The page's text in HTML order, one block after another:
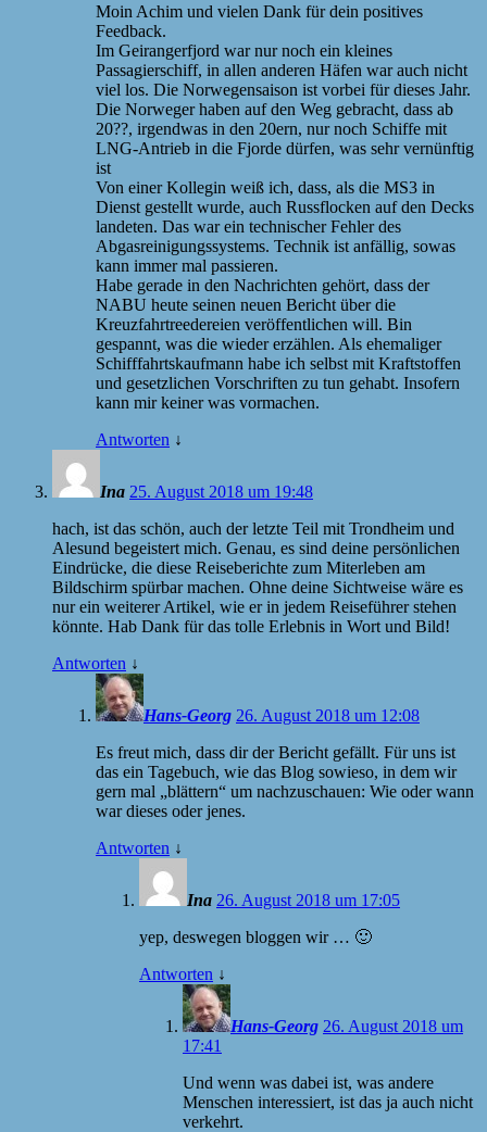
Moin Achim und vielen Dank für dein positives
Feedback.
Im Geirangerfjord war nur noch ein kleines
Passagierschiff, in allen anderen Häfen war auch nicht
viel los. Die Norwegensaison ist vorbei für dieses Jahr.
Die Norweger haben auf den Weg gebracht, dass ab
20??, irgendwas in den 20ern, nur noch Schiffe mit
LNG-Antrieb in die Fjorde dürfen, was sehr vernünftig
ist
Von einer Kollegin weiß ich, dass, als die MS3 in
Dienst gestellt wurde, auch Russflocken auf den Decks
landeten. Das war ein technischer Fehler des
Abgasreinigungssystems. Technik ist anfällig, sowas
kann immer mal passieren.
Habe gerade in den Nachrichten gehört, dass der
NABU heute seinen neuen Bericht über die
Kreuzfahrtreedereien veröffentlichen will. Bin
gespannt, was die wieder erzählen. Als ehemaliger
Schifffahrtskaufmann habe ich selbst mit Kraftstoffen
und gesetzlichen Vorschriften zu tun gehabt. Insofern
kann mir keiner was vormachen.
Antworten ↓
Ina 25. August 2018 um 19:48
hach, ist das schön, auch der letzte Teil mit Trondheim und
Alesund begeistert mich. Genau, es sind deine persönlichen
Eindrücke, die diese Reiseberichte zum Miterleben am
Bildschirm spürbar machen. Ohne deine Sichtweise wäre es
nur ein weiterer Artikel, wie er in jedem Reiseführer stehen
könnte. Hab Dank für das tolle Erlebnis in Wort und Bild!
Antworten ↓
Hans-Georg 26. August 2018 um 12:08
Es freut mich, dass dir der Bericht gefällt. Für uns ist
das ein Tagebuch, wie das Blog sowieso, in dem wir
gern mal „blättern“ um nachzuschauen: Wie oder wann
war dieses oder jenes.
Antworten ↓
Ina 26. August 2018 um 17:05
yep, deswegen bloggen wir … 🙂
Antworten ↓
Hans-Georg 26. August 2018 um
17:41
Und wenn was dabei ist, was andere
Menschen interessiert, ist das ja auch nicht
verkehrt.